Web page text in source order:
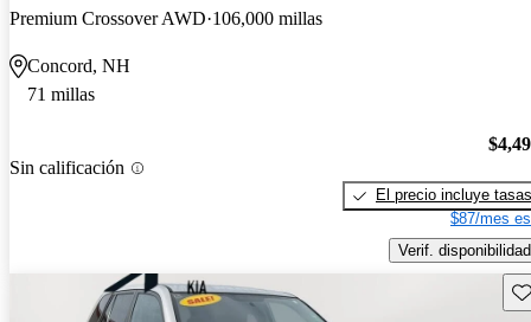
Premium Crossover AWD 106,000 millas
Concord, NH
71 millas
Sin calificación
El precio incluye tasas
$87/mes
Verif. disponibilidad